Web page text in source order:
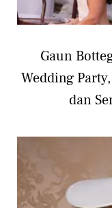
Gaun
Wedding
dan